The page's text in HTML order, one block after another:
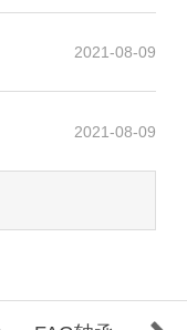
2021-08-09
2021-08-09